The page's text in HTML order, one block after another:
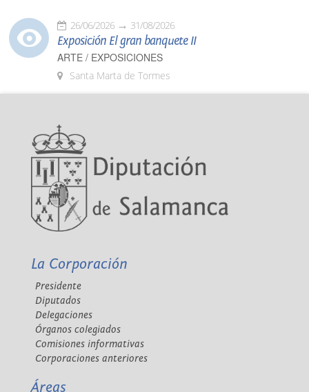
26/06/2026 31/08/2026
Exposición El gran banquete II
ARTE / EXPOSICIONES
Santa Marta de Tormes
La Corporación
Presidente
Diputados
Delegaciones
Órganos colegiados
Comisiones informativas
Corporaciones anteriores
Áreas